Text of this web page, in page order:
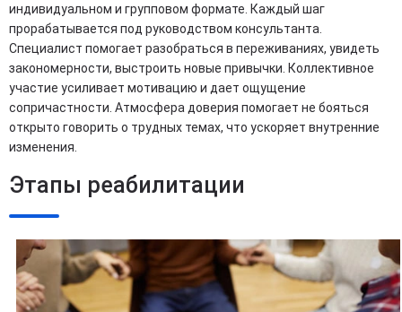
индивидуальном и групповом формате. Каждый шаг
прорабатывается под руководством консультанта.
Специалист помогает разобраться в переживаниях, увидеть
закономерности, выстроить новые привычки. Коллективное
участие усиливает мотивацию и дает ощущение
сопричастности. Атмосфера доверия помогает не бояться
открыто говорить о трудных темах, что ускоряет внутренние
изменения.
Этапы реабилитации